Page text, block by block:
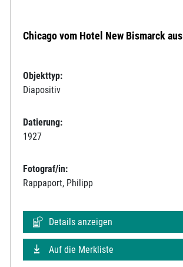
Chicago vom Hotel New Bismarck aus
Objekttyp:
Diapositiv
Datierung:
1927
Fotograf/in:
Rappaport, Philipp
Details anzeigen
Auf die Merkliste